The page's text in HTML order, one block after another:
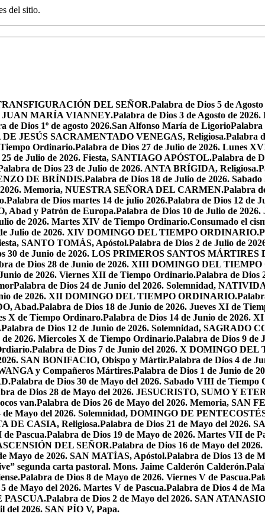
del sitio.
DEL SEÑOR.Palabra de Dios 5 de
JUAN MARÍA VIANNEY.Palabra de Dios 3 de Agosto de
de Dios 1º de agosto 2026.San Alfonso María de LigorioPalabra
JESÚS SACRAMENTADO VENEGAS, Religiosa.Palabra
Ordinario.Palabra de Dios 27 de Julio de 2026. Lunes
de Julio de 2026. Fiesta, SANTIAGO APÓSTOL.Palabra de
de Dios 23 de Julio de 2026. ANTA BRÍGIDA, Religiosa.
DE BRÍNDIS.Palabra de Dios 18 de Julio de 2026.
2026. Memoria, NUESTRA SEÑORA DEL CARMEN.Palabra
Palabra de Dios martes 14 de julio 2026.Palabra de Dios 12 de
Abad y Patrón de Europa.Palabra de Dios 10 de Julio de
de 2026. Martes XIV de Tiempo Ordinario.Consumado el
Julio de 2026. XIV DOMINGO DEL TIEMPO ORDINARIO.
SANTO TOMÁS, Apóstol.Palabra de Dios 2 de Julio de
30 de Junio de 2026. LOS PRIMEROS SANTOS
de Dios 28 de Junio de 2026. XIII DOMINGO DEL
de 2026. Viernes XII de Tiempo Ordinario.Palabra de Dios
Palabra de Dios 24 de Junio del 2026. Solemnidad,
de 2026. XII DOMINGO DEL TIEMPO ORDINARIO.
Abad.Palabra de Dios 18 de Junio de 2026. Jueves XI de
X de Tiempo Ordinaro.Palabra de Dios 14 de Junio de
Palabra de Dios 12 de Junio de 2026. Solemnidad, SAGRADO
2026. Miercoles X de Tiempo Ordinario.Palabra de Dios 9 de
Palabra de Dios 7 de Junio del 2026. X DOMINGO
SAN BONIFACIO, Obispo y Mártir.Palabra de Dios 4 de
y Compañeros Mártires.Palabra de Dios 1 de Junio de
Palabra de Dios 30 de Mayo del 2026. Sabado VIII de Tiempo
de Dios 28 de Mayo del 2026. JESUCRISTO, SUMO Y
van.Palabra de Dios 26 de Mayo del 2026. Memoria, SAN
de Mayo del 2026. Solemnidad, DOMINGO DE
DE CASIA, Religiosa.Palabra de Dios 21 de Mayo del 2026.
Pascua.Palabra de Dios 19 de Mayo de 2026. Martes VII de
DEL SEÑOR.Palabra de Dios 16 de Mayo del
Mayo de 2026. SAN MATÍAS, Apóstol.Palabra de Dios 13 de
segunda carta pastoral. Mons. Jaime Calderón Calderón.
Palabra de Dios 8 de Mayo de 2026. Viernes V de Pascua.
de Mayo del 2026. Martes V de Pascua.Palabra de Dios 4 de
PASCUA.Palabra de Dios 2 de Mayo del 2026. SAN
del 2026. SAN PÍO V, Papa.